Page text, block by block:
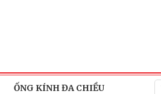
ỐNG KÍNH ĐA CHIỀU